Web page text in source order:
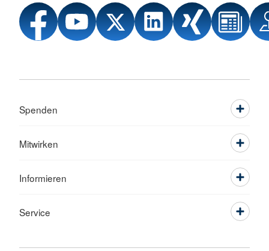
Spenden
Mitwirken
Informieren
Service